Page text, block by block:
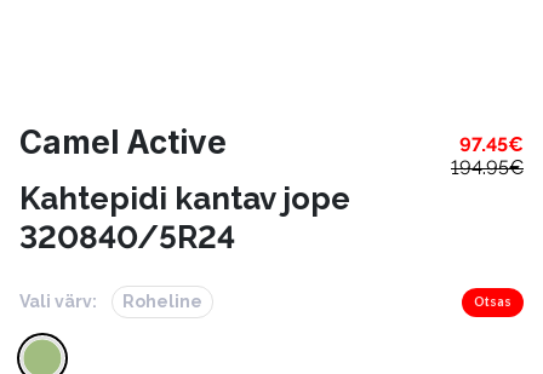
Camel Active 97.45€
194.95€
Kahtepidi kantav jope
320840/5R24
Vali värv: Roheline Otsas